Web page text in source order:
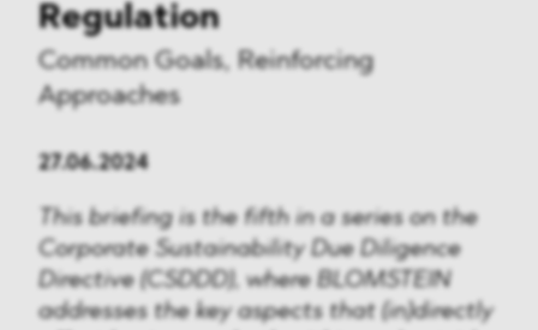
Regulation
Common Goals, Reinforcing
Approaches
27.06.2024
This briefing is the fifth in a series on the
Corporate Sustainability Due Diligence
Directive (CSDDD), where BLOMSTEIN
addresses the key aspects that (in)directly